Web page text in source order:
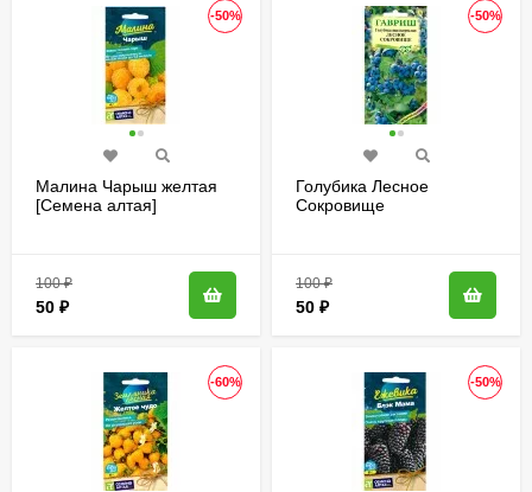
-50%
Малина Чарыш желтая
[Семена алтая]
100₽
50 ₽
-50%
Голубика Лесное
Сокровище
100₽
50 ₽
-60% -50%